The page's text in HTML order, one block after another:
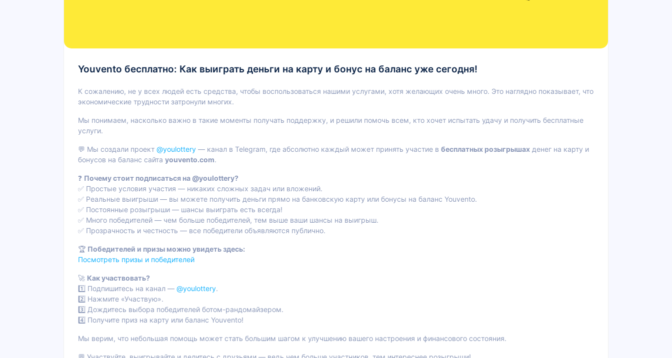
Youvento бесплатно: Как выиграть деньги на карту и бонус на баланс уже сегодня!
К сожалению, не у всех людей есть средства, чтобы воспользоваться нашими услугами, хотя желающих очень много. Это наглядно показывает, что
экономические трудности затронули многих.
Мы понимаем, насколько важно в такие моменты получать поддержку, и решили помочь всем, кто хочет испытать удачу и получить бесплатные
услуги.
💬 Мы создали проект @youlottery — канал в Telegram, где абсолютно каждый может принять участие в бесплатных розыгрышах денег на карту и
бонусов на баланс сайта youvento.com.
❓ Почему стоит подписаться на @youlottery?
✅ Простые условия участия — никаких сложных задач или вложений.
✅ Реальные выигрыши — вы можете получить деньги прямо на банковскую карту или бонусы на баланс Youvento.
✅ Постоянные розыгрыши — шансы выиграть есть всегда!
✅ Много победителей — чем больше победителей, тем выше ваши шансы на выигрыш.
✅ Прозрачность и честность — все победители объявляются публично.
🏆 Победителей и призы можно увидеть здесь:
Посмотреть призы и победителей
🚀 Как участвовать?
1️⃣ Подпишитесь на канал — @youlottery.
2️⃣ Нажмите «Участвую».
3️⃣ Дождитесь выбора победителей ботом-рандомайзером.
4️⃣ Получите приз на карту или баланс Youvento!
Мы верим, что небольшая помощь может стать большим шагом к улучшению вашего настроения и финансового состояния.